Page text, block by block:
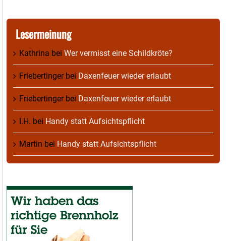
Lesermeinung
Kathrina bei Wer vermisst eine Schildkröte?
Friebertingerbei Daxenfeuer wieder erlaubt
Friebertingerbei Daxenfeuer wieder erlaubt
I.H. bei Handy statt Aufsichtspflicht
Martin bei Handy statt Aufsichtspflicht